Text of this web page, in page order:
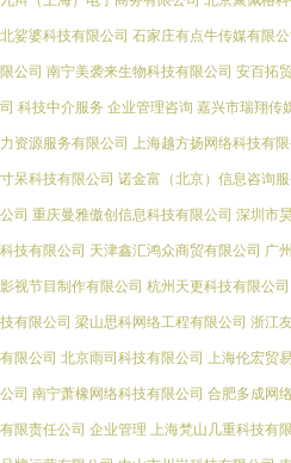
北娑婆科技有限公司 石家庄有点牛传媒有限公
限公司 南宁美袭来生物科技有限公司 安百拓
司 科技中介服务 企业管理咨询 嘉兴市瑞翔传
力资源服务有限公司 上海越方扬网络科技有限
寸呆科技有限公司 诺金富（北京）信息咨询
公司 重庆曼雅傲创信息科技有限公司 深圳市
科技有限公司 天津鑫汇鸿众商贸有限公司 广
影视节目制作有限公司 杭州天更科技有限公司
技有限公司 梁山思科网络工程有限公司 浙江
有限公司 北京雨司科技有限公司 上海伦宏贸
公司 南宁萧橡网络科技有限公司 合肥多成网
有限责任公司 企业管理 上海梵山几重科技有